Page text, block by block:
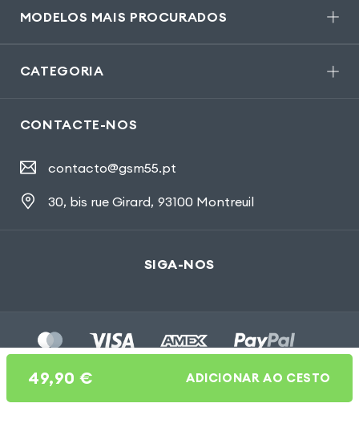
49,90 € ADICIONAR AO CESTO
MODELOS MAIS PROCURADOS
CATEGORIA
CONTACTE-NOS
contacto@gsm55.pt
30, bis rue Girard, 93100 Montreuil
SIGA-NOS